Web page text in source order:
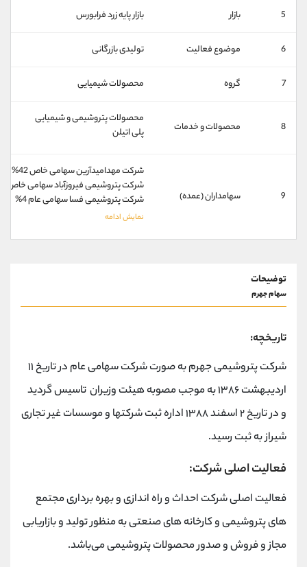
5 بازار بازار پايه زرد فرابورس
6 موضوع فعالیت تولیدی بازرگانی
7 گروه محصولات شیمیایی
8 محصولات و خدمات
محصولات پتروشیمی و شیمیایی
پلی اتیلن
9 سهامداران (عمده)
شركت مهداميدآرين سهامی خاص 42%
شركت پتروشيمی فيروزآباد سهامی خاص 18%
شركت پتروشيمی فسا سهامی عام 4%
توضیحات
سهام جهرم
تاریخچه:
شرکت پتروشیمی جهرم به صورت شرکت سهامی عام در تاریخ ۱۱
اردیبهشت ۱۳۸۶ به موجب مصوبه هیئت وزیران تاسیس گردید
و در تاریخ ۲ اسفند ۱۳۸۸ اداره ثبت شرکتها و موسسات غیر تجاری
شیراز به ثبت رسید.
فعالیت اصلی شرکت:
فعالیت اصلی شرکت احداث و راه اندازی و بهره برداری مجتمع
های پتروشیمی و کارخانه های صنعتی به منظور تولید و بازاریابی
مجاز و فروش و صدور محصولات پتروشیمی می‌باشد.